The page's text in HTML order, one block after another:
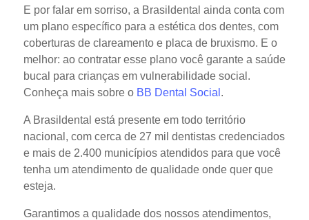
E por falar em sorriso, a Brasildental ainda conta com
um plano específico para a estética dos dentes, com
coberturas de clareamento e placa de bruxismo. E o
melhor: ao contratar esse plano você garante a saúde
bucal para crianças em vulnerabilidade social.
Conheça mais sobre o BB Dental Social .
A Brasildental está presente em todo território
nacional, com cerca de 27 mil dentistas credenciados
e mais de 2.400 municípios atendidos para que você
tenha um atendimento de qualidade onde quer que
esteja.
Garantimos a qualidade dos nossos atendimentos,